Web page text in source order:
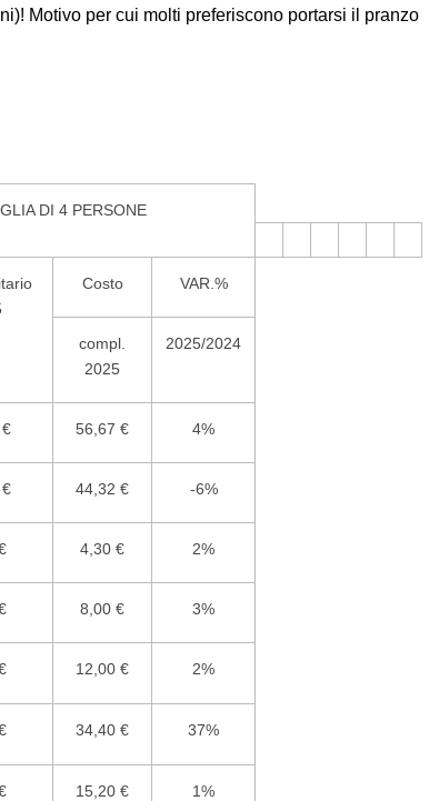
Motivo per cui molti preferiscono portarsi il pranzo
DI 4 PERSONE
Costo VAR.%
compl.
2025
2025/2024
56,67 € 4%
44,32 € -6%
4,30 € 2%
8,00 € 3%
12,00 € 2%
34,40 € 37%
15,20 € 1%